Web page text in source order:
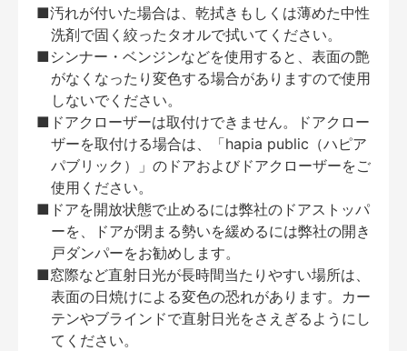
■汚れが付いた場合は、乾拭きもしくは薄めた中性
洗剤で固く絞ったタオルで拭いてください。
■シンナー・ベンジンなどを使用すると、表面の艶
がなくなったり変色する場合がありますので使用
しないでください。
■ドアクローザーは取付けできません。ドアクロー
ザーを取付ける場合は、「hapia public（ハピア
パブリック）」のドアおよびドアクローザーをご
使用ください。
■ドアを開放状態で止めるには弊社のドアストッパ
ーを、ドアが閉まる勢いを緩めるには弊社の開き
戸ダンパーをお勧めします。
■窓際など直射日光が長時間当たりやすい場所は、
表面の日焼けによる変色の恐れがあります。カー
テンやブラインドで直射日光をさえぎるようにし
てください。